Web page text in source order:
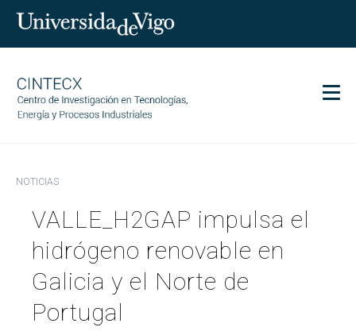
Investigación
Transferencia
Servicios
Ciencia y sociedad
Comunicación
Igualdad
NOTICIAS
VALLE_H2GAP impulsa el
hidrógeno renovable en
Galicia y el Norte de
Portugal